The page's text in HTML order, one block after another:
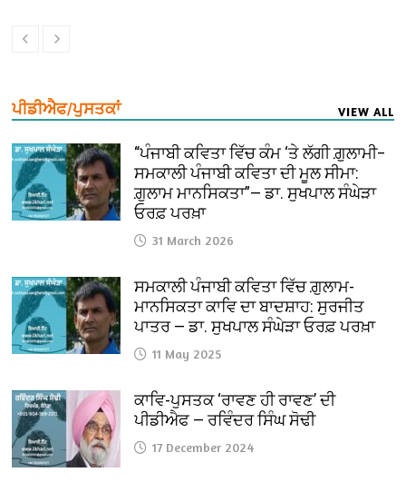
ਪੀਡੀਐਫ/ਪੁਸਤਕਾਂ VIEW ALL
“ਪੰਜਾਬੀ ਕਵਿਤਾ ਵਿੱਚ ਕੰਮ ‘ਤੇ ਲੱਗੀ ਗ਼ੁਲਾਮੀ–
ਸਮਕਾਲੀ ਪੰਜਾਬੀ ਕਵਿਤਾ ਦੀ ਮੂਲ ਸੀਮਾ:
ਗ਼ੁਲਾਮ ਮਾਨਸਿਕਤਾ”— ਡਾ. ਸੁਖਪਾਲ ਸੰਘੇੜਾ
ਓਰਫ਼ ਪਰਖ਼ਾ
31 March 2026
ਸਮਕਾਲੀ ਪੰਜਾਬੀ ਕਵਿਤਾ ਵਿੱਚ ਗ਼ੁਲਾਮ-
ਮਾਨਸਿਕਤਾ ਕਾਵਿ ਦਾ ਬਾਦਸ਼ਾਹ: ਸੁਰਜੀਤ
ਪਾਤਰ — ਡਾ. ਸੁਖਪਾਲ ਸੰਘੇੜਾ ਓਰਫ਼ ਪਰਖ਼ਾ
11 May 2025
ਕਾਵਿ-ਪੁਸਤਕ ‘ਰਾਵਣ ਹੀ ਰਾਵਣ’ ਦੀ
ਪੀਡੀਐਫ — ਰਵਿੰਦਰ ਸਿੰਘ ਸੋਢੀ
17 December 2024